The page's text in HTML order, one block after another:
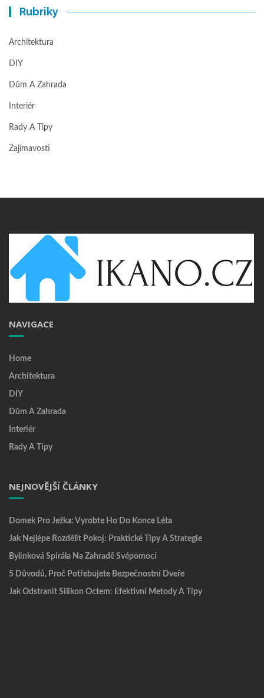
Rubriky
Architektura
DIY
Dům A Zahrada
Interiér
Rady A Tipy
Zajímavosti
NAVIGACE
Home
Architektura
DIY
Dům A Zahrada
Interiér
Rady A Tipy
NEJNOVĚJŠÍ ČLÁNKY
Domek Pro Ježka: Vyrobte Ho Do Konce Léta
Jak Nejlépe Rozdělit Pokoj: Praktické Tipy A Strategie
Bylinková Spirála Na Zahradě Svépomocí
5 Důvodů, Proč Potřebujete Bezpečnostní Dveře
Jak Odstranit Silikon Octem: Efektivní Metody A Tipy